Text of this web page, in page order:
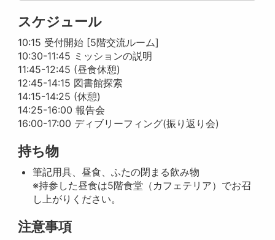
スケジュール
10:15 受付開始 [5階交流ルーム]
10:30-11:45 ミッションの説明
11:45-12:45 (昼食休憩)
12:45-14:15 図書館探索
14:15-14:25 (休憩)
14:25-16:00 報告会
16:00-17:00 ディブリーフィング(振り返り会)
持ち物
筆記用具、昼食、ふたの閉まる飲み物
※持参した昼食は5階食堂（カフェテリア）でお召
し上がりください。
注意事項